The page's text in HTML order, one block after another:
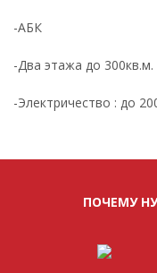
-АБК
-Два этажа до 300кв.м.
-Электричество : до
ПОЧЕМУ